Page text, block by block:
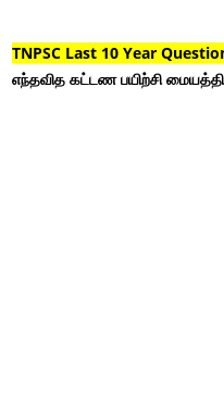
TNPSC Last 10 Year
எந்தவித கட்டண பயிற்சி